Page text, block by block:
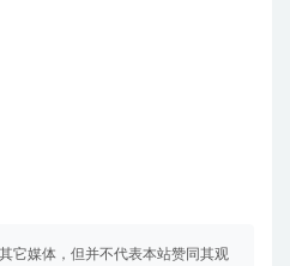
它媒体，但并不代表本站赞同其观